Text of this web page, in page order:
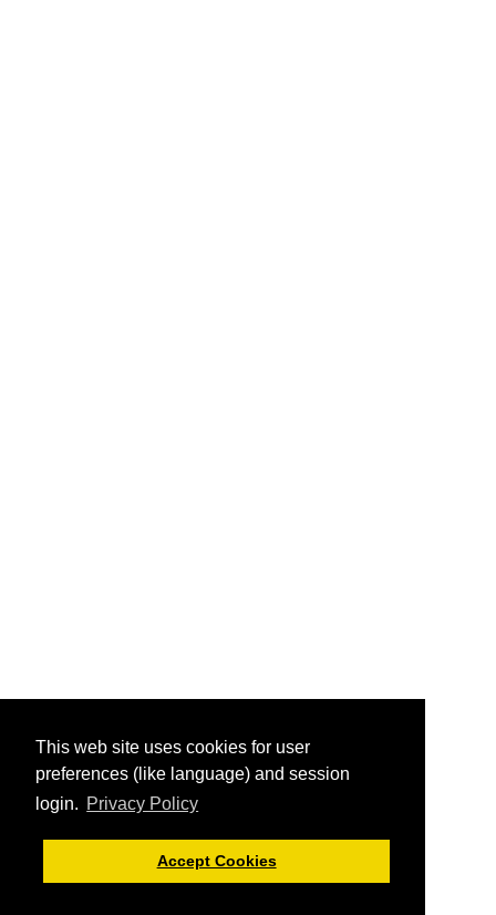
This web site uses cookies for user
preferences (like language) and session
login. Privacy Policy
Accept Cookies